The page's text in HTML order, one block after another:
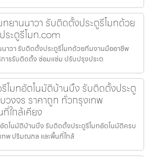
ทยานนาวา รับติดตั้งประตูรีโมทด้วย
ะตูรีโมท.com
นาวา รับติดตั้งประตูรีโมทด้วยทีมงานมืออาชีพ
ารรับติดตั้ง ซ่อมแซ่ม ปรับปรุงประต
โมทอัตโนมัติบ้านบึง รับติดตั้งประตู
วงจร ราคาถูก ทั่วกรุงเทพ
ใกล้เคียง
ตโนมัติบ้านบึง รับติดตั้งประตูรีโมทอัตโนมัติครบ
ทพ ปริมณฑล และพื้นที่ใกล้